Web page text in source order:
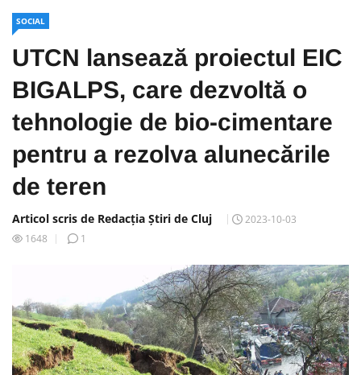
SOCIAL
UTCN lansează proiectul EIC
BIGALPS, care dezvoltă o
tehnologie de bio-cimentare
pentru a rezolva alunecările
de teren
Articol scris de Redacția Știri de Cluj
2023-10-03
1648
1